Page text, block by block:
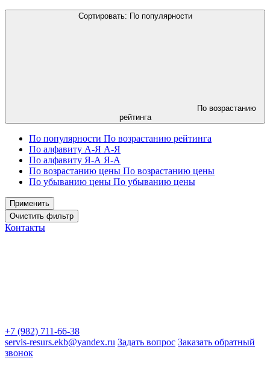
Сортировать: По популярности
По возрастанию
рейтинга
По популярности По возрастанию рейтинга
По алфавиту А-Я А-Я
По алфавиту Я-А Я-А
По возрастанию цены По возрастанию цены
По убыванию цены По убыванию цены
Контакты
+7 (982) 711-66-38
servis-resurs.ekb@yandex.ru Задать вопрос Заказать обратный
звонок